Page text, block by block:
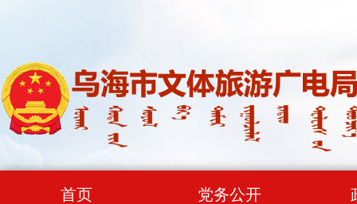
首页 党务公开